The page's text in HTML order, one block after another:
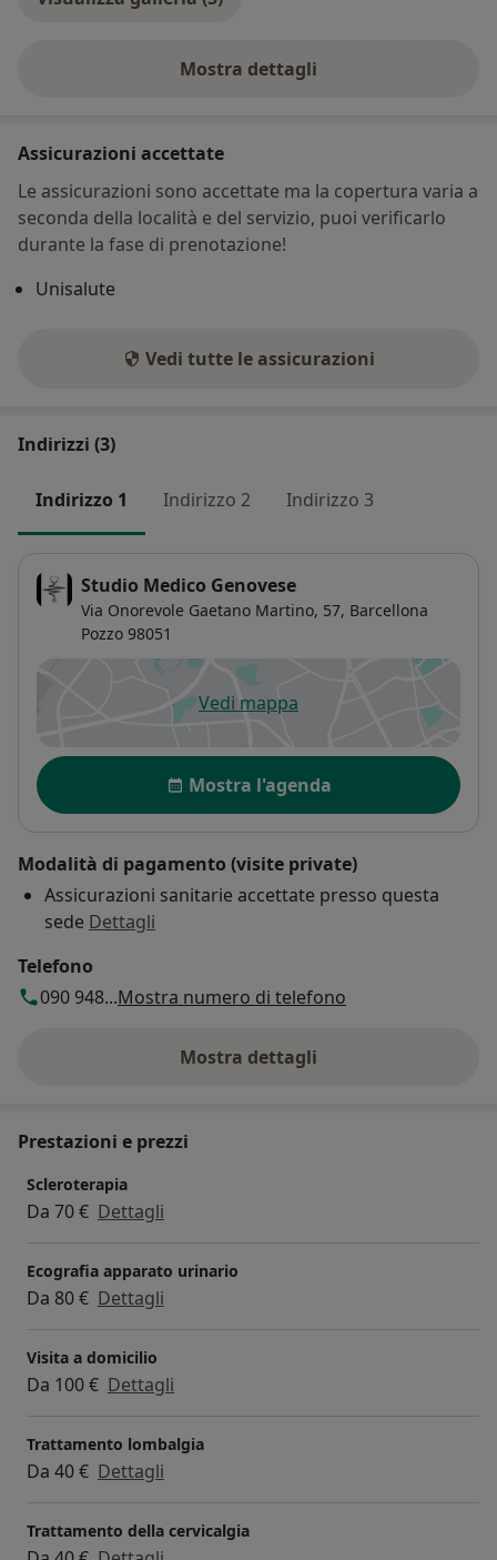
Mostra dettagli
sull'esperienza
Assicurazioni accettate
Le assicurazioni sono accettate ma la copertura varia a
seconda della località e del servizio, puoi verificarlo
durante la fase di prenotazione!
Unisalute
Vedi tutte le assicurazioni
Indirizzi (3)
Indirizzo 1 Indirizzo 2 Indirizzo 3
Studio Medico Genovese
Via Onorevole Gaetano Martino, 57, Barcellona
Pozzo 98051
Vedi mappasi apre in una nuova scheda
Disponibilità
Mostra l'agenda
Modalità di pagamento (visite private)
Assicurazioni sanitarie accettate presso questa
sede Dettagli
Telefono
090 948...Mostra numero di telefono
Mostra dettagli
sull'indirizzo
Prestazioni e prezzi
Scleroterapia
Da 70 € Dettagli
Ecografia apparato urinario
Da 80 € Dettagli
Visita a domicilio
Da 100 € Dettagli
Trattamento lombalgia
Da 40 € Dettagli
Trattamento della cervicalgia